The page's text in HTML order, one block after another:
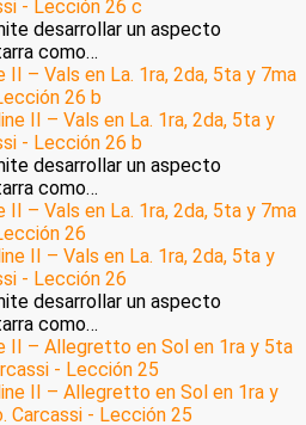
desarrollar un aspecto
como…
II – Vals en La. 1ra, 2da, 5ta y 7ma
26 b
desarrollar un aspecto
como…
II – Vals en La. 1ra, 2da, 5ta y 7ma
26
desarrollar un aspecto
como…
II – Allegretto en Sol en 1ra y 5ta
- Lección 25